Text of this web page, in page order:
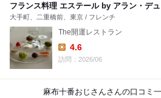
フランス料理 エステール by アラン・デ
大手町、二重橋前、東京 / フレンチ
The開運レストラン
Lunch:
4.6
訪問：2026/06
麻布十番おじさんさんの口コミ